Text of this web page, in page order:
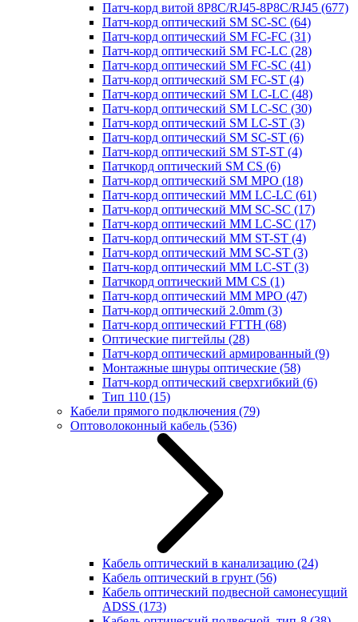
Патч-корд витой 8P8C/RJ45-8P8C/RJ45 (677)
Патч-корд оптический SM SC-SC (64)
Патч-корд оптический SM FC-FC (31)
Патч-корд оптический SM FC-LC (28)
Патч-корд оптический SM FC-SC (41)
Патч-корд оптический SM FC-ST (4)
Патч-корд оптический SM LC-LC (48)
Патч-корд оптический SM LC-SC (30)
Патч-корд оптический SM LC-ST (3)
Патч-корд оптический SM SC-ST (6)
Патч-корд оптический SM ST-ST (4)
Патчкорд оптический SM CS (6)
Патч-корд оптический SM MPO (18)
Патч-корд оптический MM LC-LC (61)
Патч-корд оптический MM SC-SC (17)
Патч-корд оптический MM LC-SC (17)
Патч-корд оптический MM ST-ST (4)
Патч-корд оптический MM SC-ST (3)
Патч-корд оптический MM LC-ST (3)
Патчкорд оптический MM CS (1)
Патч-корд оптический MM MPO (47)
Патч-корд оптический 2.0mm (3)
Патч-корд оптический FTTH (68)
Оптические пигтейлы (28)
Патч-корд оптический армированный (9)
Монтажные шнуры оптические (58)
Патч-корд оптический сверхгибкий (6)
Тип 110 (15)
Кабели прямого подключения (79)
Оптоволоконный кабель (536)
Кабель оптический в канализацию (24)
Кабель оптический в грунт (56)
Кабель оптический подвесной самонесущий
ADSS (173)